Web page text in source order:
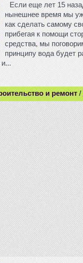
Если еще лет 15
нынешнее время мы
как сделать самому
прибегая к помощи
средства, мы
принципу вода будет
и ремонт /